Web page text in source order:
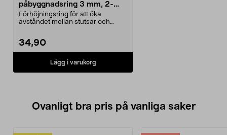
påbyggnadsring 3 mm, 2-
pack
Förhöjningsring för att öka
avståndet mellan stutsar och
34,90
Lägg i varukorg
Ovanligt bra pris på vanliga saker